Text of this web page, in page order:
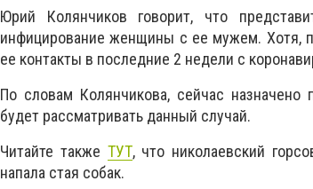
Юрий Колянчиков говорит, что
инфицирование женщины с ее мужем. Хотя,
ее контакты в последние 2 недели с
По словам Колянчикова, сейчас назначено
будет рассматривать данный случай.
Читайте также ТУТ, что николаевский
напала стая собак.